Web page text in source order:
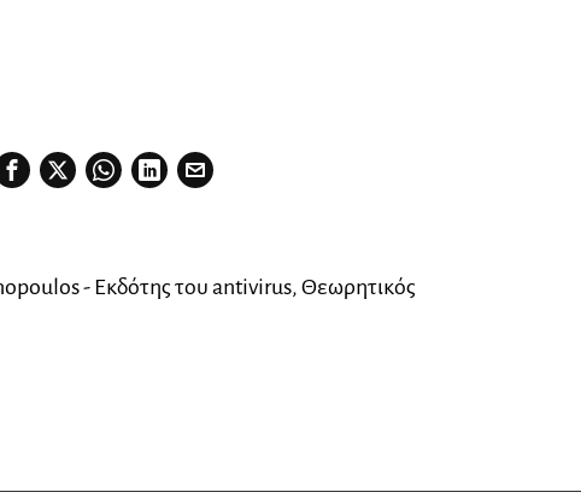
- Εκδότης του antivirus, Θεωρητικός